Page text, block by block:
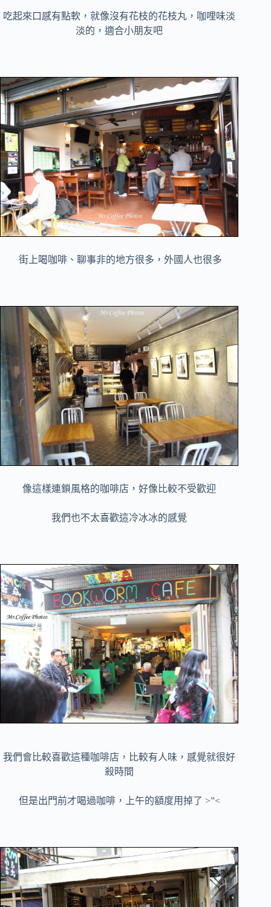
吃起來口感有點軟，就像沒有花枝的花枝丸，咖哩味淡
淡的，適合小朋友吧
街上喝咖啡、聊事非的地方很多，外國人也很多
像這樣連鎖風格的咖啡店，好像比較不受歡迎
我們也不太喜歡這冷冰冰的感覺
我們會比較喜歡這種咖啡店，比較有人味，感覺就很好
殺時間
但是出門前才喝過咖啡，上午的額度用掉了 >”<